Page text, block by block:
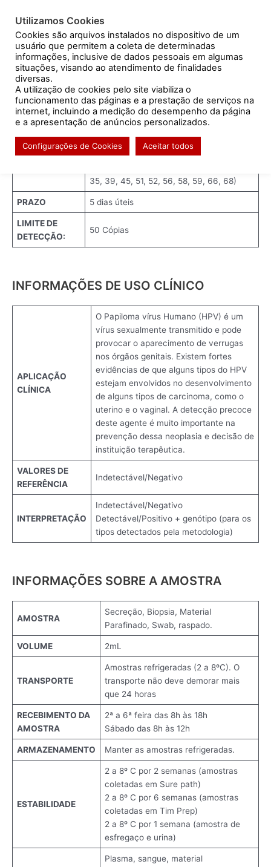
para
conteúdo
Resultado de exames
HPV ANYPLEX ™II – ALTO RISCO
/Sem categoria/ Por mahara
Sistema de PCR AnyplexTM II para
detecção de papilomavírus humano – 14
35, 39, 45, 51, 52, 56, 58, 59, 66, 68)
PRAZO 5 dias úteis
LIMITE DE
DETECÇÃO:
50 Cópias
INFORMAÇÕES DE USO CLÍNICO
APLICAÇÃO
CLÍNICA
O Papiloma vírus Humano (HPV) é um
vírus sexualmente transmitido e pode
provocar o aparecimento de verrugas
nos órgãos genitais. Existem fortes
evidências de que alguns tipos do HPV
estejam envolvidos no desenvolvimento
de alguns tipos de carcinoma, como o
uterino e o vaginal. A detecção precoce
deste agente é muito importante na
prevenção dessa neoplasia e decisão de
instituição terapêutica.
VALORES DE
REFERÊNCIA
Indetectável/Negativo
INTERPRETAÇÃO
Indetectável/Negativo
Detectável/Positivo + genótipo (para os
tipos detectados pela metodologia)
INFORMAÇÕES SOBRE A AMOSTRA
AMOSTRA
Secreção, Biopsia, Material
Parafinado, Swab, raspado.
VOLUME 2mL
TRANSPORTE
Amostras refrigeradas (2 a 8ºC). O
transporte não deve demorar mais
que 24 horas
RECEBIMENTO DA
AMOSTRA
2ª a 6ª feira das 8h às 18h
Sábado das 8h às 12h
ARMAZENAMENTO Manter as amostras refrigeradas.
ESTABILIDADE
2 a 8º C por 2 semanas (amostras
coletadas em Sure path)
2 a 8º C por 6 semanas (amostras
coletadas em Tim Prep)
2 a 8º C por 1 semana (amostra de
esfregaço e urina)
Plasma, sangue, material
navigation
Utilizamos Cookies
Cookies são arquivos instalados no dispositivo de um
usuário que permitem a coleta de determinadas
informações, inclusive de dados pessoais em algumas
situações, visando ao atendimento de finalidades
diversas.
A utilização de cookies pelo site viabiliza o
funcionamento das páginas e a prestação de serviços na
internet, incluindo a medição do desempenho da página
e a apresentação de anúncios personalizados.
Configurações de Cookies Aceitar todos